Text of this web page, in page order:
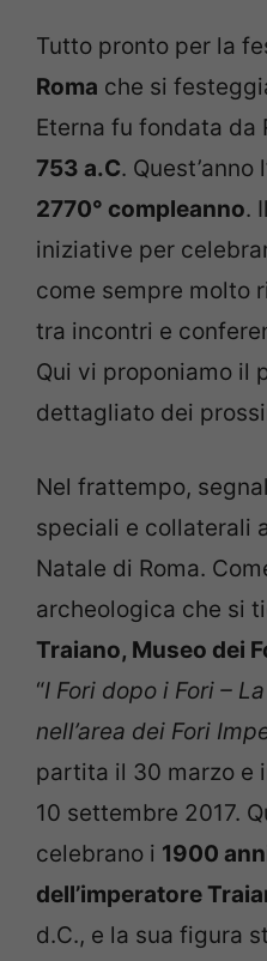
Tutto pronto per la
Roma che si
Eterna fu fondata da
753 a.C.
2770° compleanno.
iniziative per
come sempre molto
tra incontri e
Qui vi proponiamo il
dettagliato dei
Nel frattempo,
speciali e collaterali
Natale di Roma.
archeologica che si
Traiano, Museo dei
“I Fori dopo i Fori –
nell’area dei Fori
partita il 30 marzo e
10 settembre 2017.
celebrano i 1900
dell’imperatore
d.C., e la sua figura